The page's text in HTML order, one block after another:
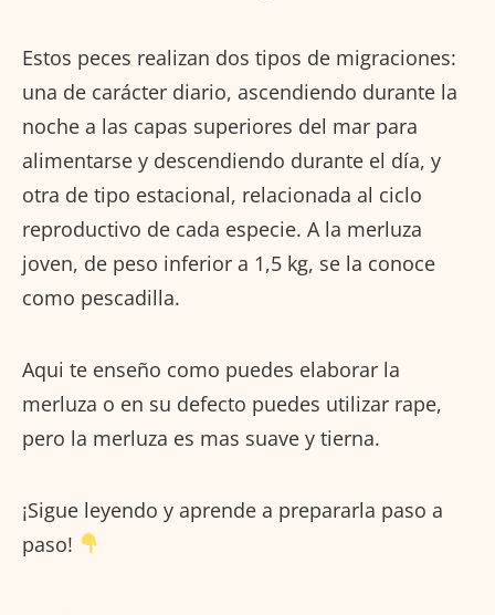
Estos peces realizan dos tipos de migraciones:
una de carácter diario, ascendiendo durante la
noche a las capas superiores del mar para
alimentarse y descendiendo durante el día, y
otra de tipo estacional, relacionada al ciclo
reproductivo de cada especie. A la merluza
joven, de peso inferior a 1,5 kg, se la conoce
como pescadilla.
Aqui te enseño como puedes elaborar la
merluza o en su defecto puedes utilizar rape,
pero la merluza es mas suave y tierna.
¡Sigue leyendo y aprende a prepararla paso a
paso!